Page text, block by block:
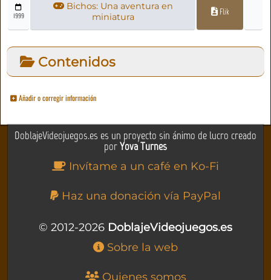
1999
Bichos: Una aventura en
miniatura
Flik
Contenidos
Añadir o corregir información
DoblajeVideojuegos.es es un proyecto sin ánimo de lucro creado
porYova Turnes
Invítame a un café en Ko-Fi
Haz una donación vía PayPal
© 2012-2026 DoblajeVideojuegos.es
Sobre la web
Quienes somos